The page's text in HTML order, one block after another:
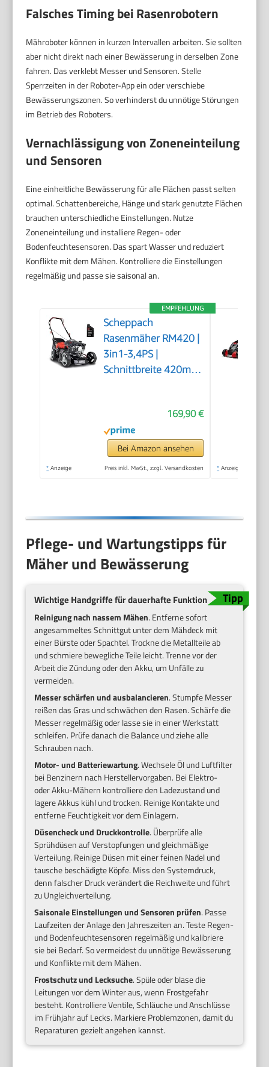
Falsches Timing bei Rasenrobotern
Mähroboter können in kurzen Intervallen arbeiten. Sie sollten
aber nicht direkt nach einer Bewässerung in derselben Zone
fahren. Das verklebt Messer und Sensoren. Stelle
Sperrzeiten in der Roboter-App ein oder verschiebe
Bewässerungszonen. So verhinderst du unnötige Störungen
im Betrieb des Roboters.
Vernachlässigung von Zoneneinteilung
und Sensoren
Eine einheitliche Bewässerung für alle Flächen passt selten
optimal. Schattenbereiche, Hänge und stark genutzte Flächen
brauchen unterschiedliche Einstellungen. Nutze
Zoneneinteilung und installiere Regen- oder
Bodenfeuchtesensoren. Das spart Wasser und reduziert
Konflikte mit dem Mähen. Kontrolliere die Einstellungen
regelmäßig und passe sie saisonal an.
EMPFEHLUNG
Scheppach
Rasenmäher RM420 |
3in1-3,4PS |
Schnittbreite 420mm
25-75 mm | inkl.
Motoröl
169,90 €
Bei Amazon ansehen
* Anzeige Preis inkl. MwSt., zzgl. Versandkosten * Anzeige
Pflege- und Wartungstipps für
Mäher und Bewässerung
Wichtige Handgriffe für dauerhafte Funktion
Reinigung nach nassem Mähen. Entferne sofort
angesammeltes Schnittgut unter dem Mähdeck mit
einer Bürste oder Spachtel. Trockne die Metallteile ab
und schmiere bewegliche Teile leicht. Trenne vor der
Arbeit die Zündung oder den Akku, um Unfälle zu
vermeiden.
Messer schärfen und ausbalancieren. Stumpfe Messer
reißen das Gras und schwächen den Rasen. Schärfe die
Messer regelmäßig oder lasse sie in einer Werkstatt
schleifen. Prüfe danach die Balance und ziehe alle
Schrauben nach.
Motor- und Batteriewartung. Wechsele Öl und Luftfilter
bei Benzinern nach Herstellervorgaben. Bei Elektro-
oder Akku-Mähern kontrolliere den Ladezustand und
lagere Akkus kühl und trocken. Reinige Kontakte und
entferne Feuchtigkeit vor dem Einlagern.
Düsencheck und Druckkontrolle. Überprüfe alle
Sprühdüsen auf Verstopfungen und gleichmäßige
Verteilung. Reinige Düsen mit einer feinen Nadel und
tausche beschädigte Köpfe. Miss den Systemdruck,
denn falscher Druck verändert die Reichweite und führt
zu Ungleichverteilung.
Saisonale Einstellungen und Sensoren prüfen. Passe
Laufzeiten der Anlage den Jahreszeiten an. Teste Regen-
und Bodenfeuchtesensoren regelmäßig und kalibriere
sie bei Bedarf. So vermeidest du unnötige Bewässerung
und Konflikte mit dem Mähen.
Frostschutz und Lecksuche. Spüle oder blase die
Leitungen vor dem Winter aus, wenn Frostgefahr
besteht. Kontrolliere Ventile, Schläuche und Anschlüsse
im Frühjahr auf Lecks. Markiere Problemzonen, damit du
Reparaturen gezielt angehen kannst.